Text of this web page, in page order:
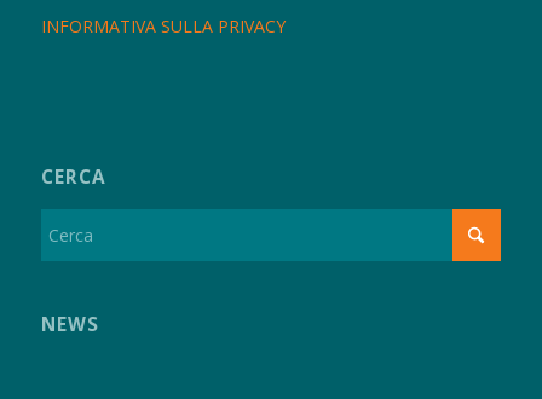
INFORMATIVA SULLA PRIVACY
CERCA
NEWS